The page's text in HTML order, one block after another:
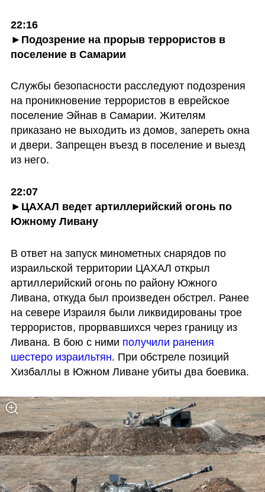
22:16
►Подозрение на прорыв террористов в
поселение в Самарии
Службы безопасности расследуют подозрения
на проникновение террористов в еврейское
поселение Эйнав в Самарии. Жителям
приказано не выходить из домов, запереть окна
и двери. Запрещен въезд в поселение и выезд
из него.
22:07
►ЦАХАЛ ведет артиллерийский огонь по
Южному Ливану
В ответ на запуск минометных снарядов по
израильской территории ЦАХАЛ открыл
артиллерийский огонь по району Южного
Ливана, откуда был произведен обстрел. Ранее
на севере Израиля были ликвидированы трое
террористов, прорвавшихся через границу из
Ливана. В бою с ними получили ранения
шестеро израильтян. При обстреле позиций
Хизбаллы в Южном Ливане убиты два боевика.